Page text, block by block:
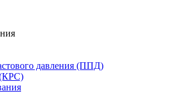
давления (ППД)